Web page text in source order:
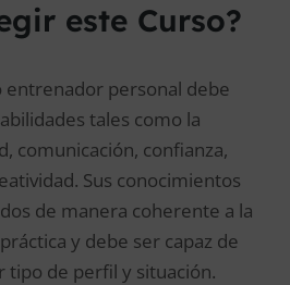
este Curso?
entrenador personal debe
tales como la
comunicación, confianza,
Sus conocimientos
de manera coherente a la
y debe ser capaz de
tipo de perfil y situación.